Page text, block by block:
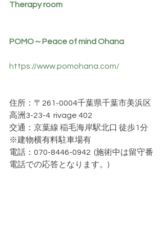
Therapy room
POMO～Peace of mind Ohana
https://www.pomohana.com/
住所：〒261-0004千葉県千葉市美浜区
高洲3-23-4  rivage 402
交通：京葉線 稲毛海岸駅北口 徒歩1分
※建物横有料駐車場有
電話：070-8446-0942  (施術中は留守番
電話での応答となります。)